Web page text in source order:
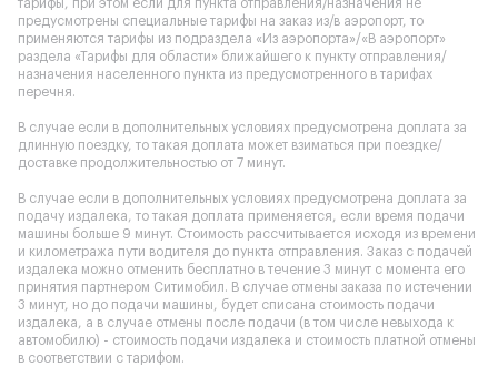
тарифы, при этом если для пункта отправления/назначения не
предусмотрены специальные тарифы на заказ из/в аэропорт, то
применяются тарифы из подраздела «Из аэропорта»/«В аэропорт»
раздела «Тарифы для области» ближайшего к пункту отправления/
назначения населенного пункта из предусмотренного в тарифах
перечня.
В случае если в дополнительных условиях предусмотрена доплата за
длинную поездку, то такая доплата может взиматься при поездке/
доставке продолжительностью от 7 минут.
В случае если в дополнительных условиях предусмотрена доплата за
подачу издалека, то такая доплата применяется, если время подачи
машины больше 9 минут. Стоимость рассчитывается исходя из времени
и километража пути водителя до пункта отправления. Заказ с подачей
издалека можно отменить бесплатно в течение 3 минут с момента его
принятия партнером Ситимобил. В случае отмены заказа по истечении
3 минут, но до подачи машины, будет списана стоимость подачи
издалека, а в случае отмены после подачи (в том числе невыхода к
автомобилю) - стоимость подачи издалека и стоимость платной отмены
в соответствии с тарифом.